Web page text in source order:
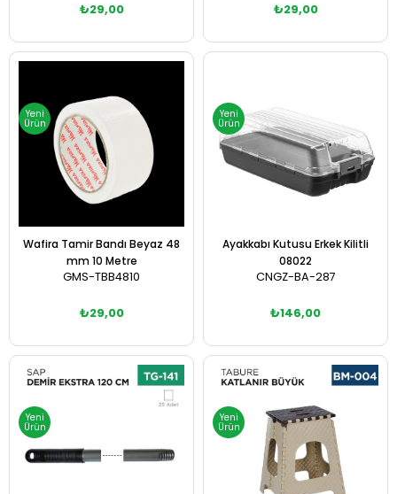
₺29,00
Sepete Ekle
₺29,00
Wafira Tamir Bandı Beyaz 48
mm 10 Metre
GMS-TBB4810
₺29,00
Yeni
Ürün
Ayakkabı Kutusu Erkek Kilitli
08022
CNGZ-BA-287
₺146,00
Yeni
Ürün
Yeni
Ürün
Yeni
Ürün